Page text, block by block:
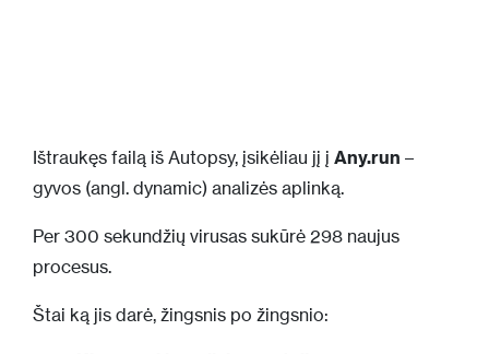
Ištraukęs failą iš Autopsy, įsikėliau jį į Any.run –
gyvos (angl. dynamic) analizės aplinką.
Per 300 sekundžių virusas sukūrė 298 naujus
procesus.
Štai ką jis darė, žingsnis po žingsnio: